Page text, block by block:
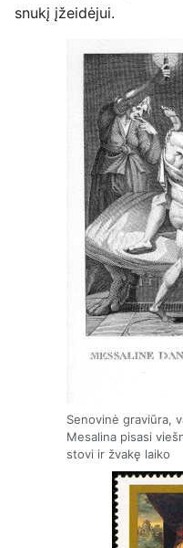
snukį įžeidėjui.
Senovinė graviūra,
Mesalina pisasi
stovi ir žvakę laiko